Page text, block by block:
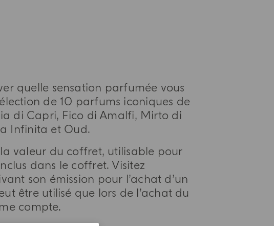
quelle sensation parfumée vous
de 10 parfums iconiques de
di Capri, Fico di Amalfi, Mirto di
Infinita et Oud.
valeur du coffret, utilisable pour
dans le coffret. Visitez
son émission pour l’achat d’un
être utilisé que lors de l’achat du
compte.